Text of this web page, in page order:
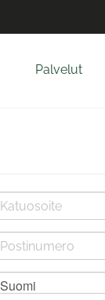
Palvelut
Suomi